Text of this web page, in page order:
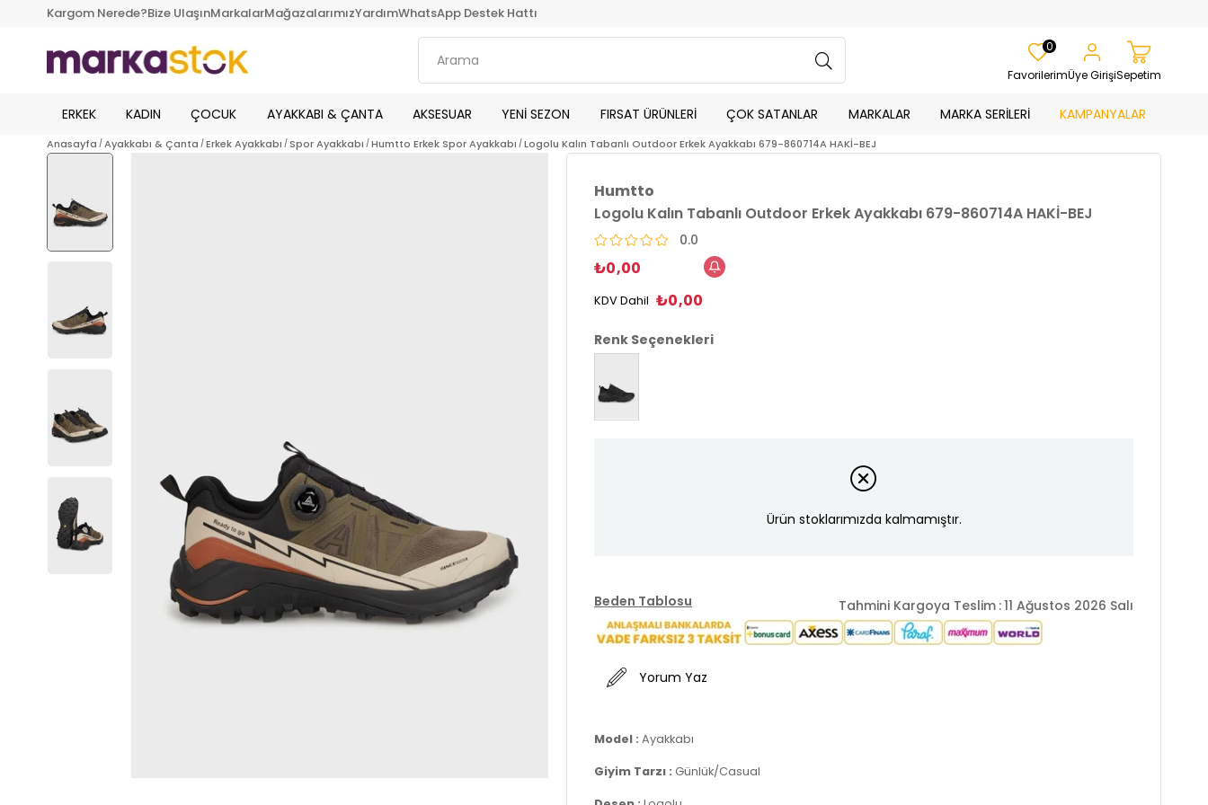
Kargom Nerede?Bize UlaşınMarkalarMağazalarımızYardımWhatsApp Destek Hattı
Favorilerim
0
Üye GirişiSepetim
ERKEK KADIN ÇOCUK AYAKKABI & ÇANTA AKSESUAR YENİ SEZON FIRSAT ÜRÜNLERİ ÇOK SATANLAR MARKALAR MARKA SERİLERİ KAMPANYALAR
Anasayfa Ayakkabı & Çanta Erkek Ayakkabı Spor Ayakkabı Humtto Erkek Spor Ayakkabı Logolu Kalın Tabanlı Outdoor Erkek Ayakkabı 679-860714A HAKİ-BEJ
Humtto
Logolu Kalın Tabanlı Outdoor Erkek Ayakkabı 679-860714A HAKİ-BEJ
0.0
₺0,00
KDV Dahil ₺0,00
Renk Seçenekleri
Ürün stoklarımızda kalmamıştır.
Beden Tablosu Tahmini Kargoya Teslim :11 Ağustos 2026 Salı
Yorum Yaz
Model : Ayakkabı
Giyim Tarzı : Günlük/Casual